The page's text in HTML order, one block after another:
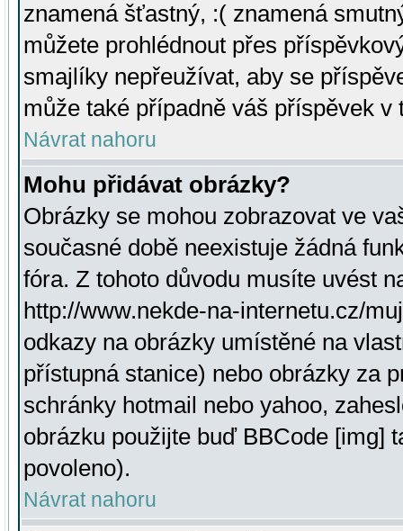
znamená šťastný, :( znamená
můžete prohlédnout přes
smajlíky nepřeužívat, aby se
může také případně váš příspěvek v
Návrat nahoru
Mohu přidávat obrázky?
Obrázky se mohou zobrazovat ve
současné době neexistuje žádná
fóra. Z tohoto důvodu musíte uvést
http://www.nekde-na-internetu.cz/
odkazy na obrázky umístěné na
přístupná stanice) nebo obrázky za
schránky hotmail nebo yahoo,
obrázku použijte buď BBCode [img]
povoleno).
Návrat nahoru